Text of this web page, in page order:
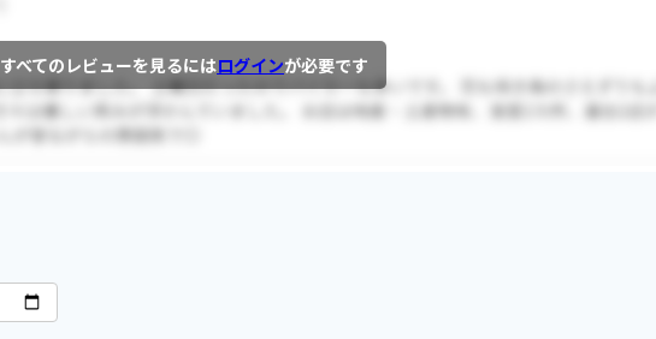
すべてのレビューを見るにはログインが必要です